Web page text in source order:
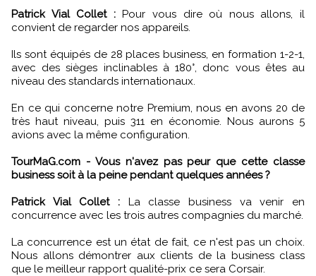
Patrick Vial Collet :Pour vous dire où nous allons, il
convient de regarder nos appareils.
Ils sont équipés de 28 places business, en formation 1-2-1,
avec des sièges inclinables à 180°, donc vous êtes au
niveau des standards internationaux.
En ce qui concerne notre Premium, nous en avons 20 de
très haut niveau, puis 311 en économie. Nous aurons 5
avions avec la même configuration.
TourMaG.com - Vous n'avez pas peur que cette classe
business soit à la peine pendant quelques années ?
Patrick Vial Collet : La classe business va venir en
concurrence avec les trois autres compagnies du marché.
La concurrence est un état de fait, ce n'est pas un choix.
Nous allons démontrer aux clients de la business class
que le meilleur rapport qualité-prix ce sera Corsair.